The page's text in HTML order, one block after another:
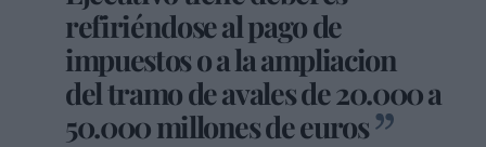
refiriéndose al pago de
impuestos o a la ampliacion
del tramo de avales de 20.000 a
50.000 millones de euros